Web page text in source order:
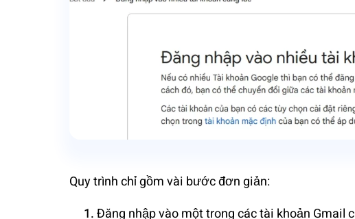
Quy trình chỉ gồm vài bước đơn giản:
Đăng nhập vào một trong các tài khoản Gmail